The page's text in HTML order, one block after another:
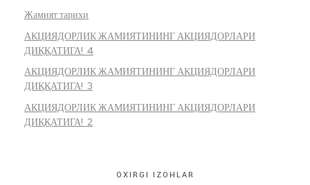
Жамият тарихи
АКЦИЯДОРЛИК ЖАМИЯТИНИНГ АКЦИЯДОРЛАРИ
ДИҚҚАТИГА! 4
АКЦИЯДОРЛИК ЖАМИЯТИНИНГ АКЦИЯДОРЛАРИ
ДИҚҚАТИГА! 3
АКЦИЯДОРЛИК ЖАМИЯТИНИНГ АКЦИЯДОРЛАРИ
ДИҚҚАТИГА! 2
OXIRGI IZOHLAR